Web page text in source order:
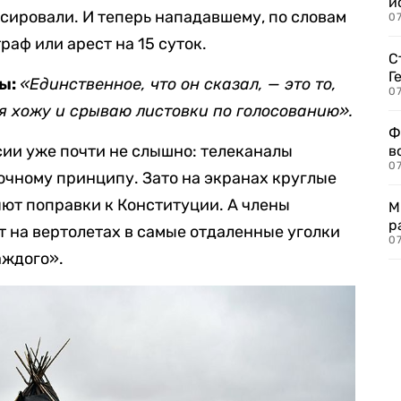
И теперь нападавшему, по словам
или арест на 15 суток.
«Единственное, что он сказал, — это то,
хожу и срываю листовки по голосованию».
уже почти не слышно: телеканалы
принципу. Зато на экранах круглые
поправки к Конституции. А члены
вертолетах в самые отдаленные уголки